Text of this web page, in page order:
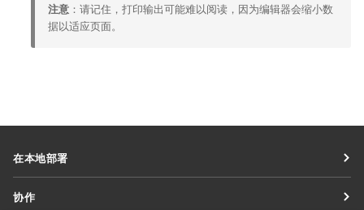
注意 ：请记住，打印输出可能难以阅读，因为编辑器会缩小数
据以适应页面。
在本地部署
协作